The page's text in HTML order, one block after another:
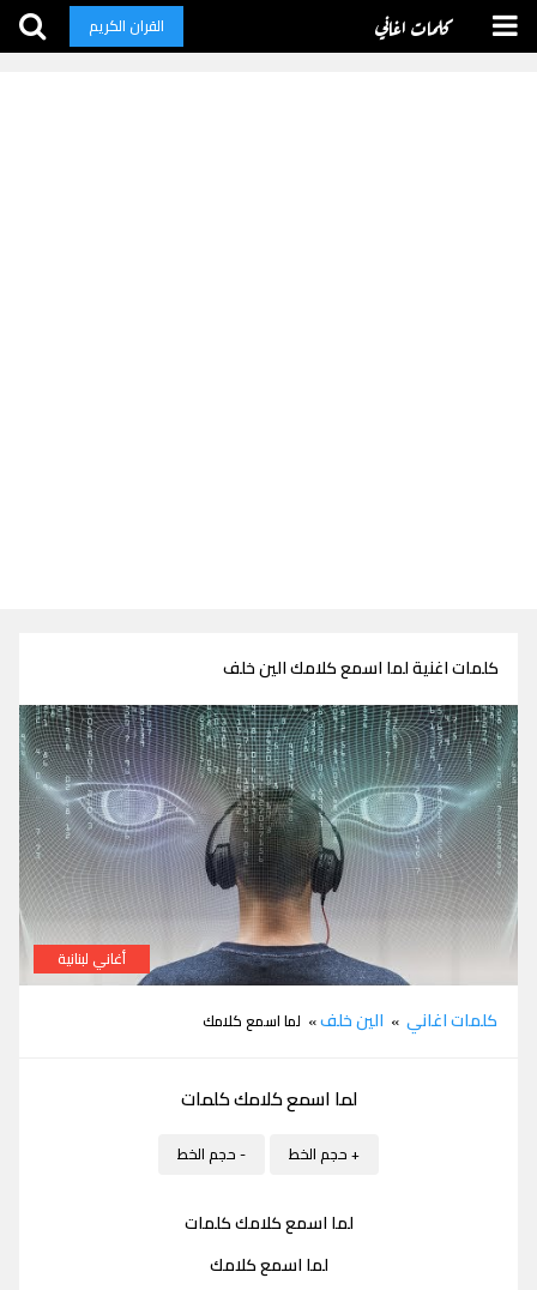
كلمات اغاني القران الكريم
كلمات اغنية لما اسمع كلامك الين خلف
أغاني لبنانية
كلمات اغاني » الين خلف» لما اسمع كلامك
لما اسمع كلامك كلمات
+ حجم الخط - حجم الخط
لما اسمع كلامك كلمات
لما اسمع كلامك